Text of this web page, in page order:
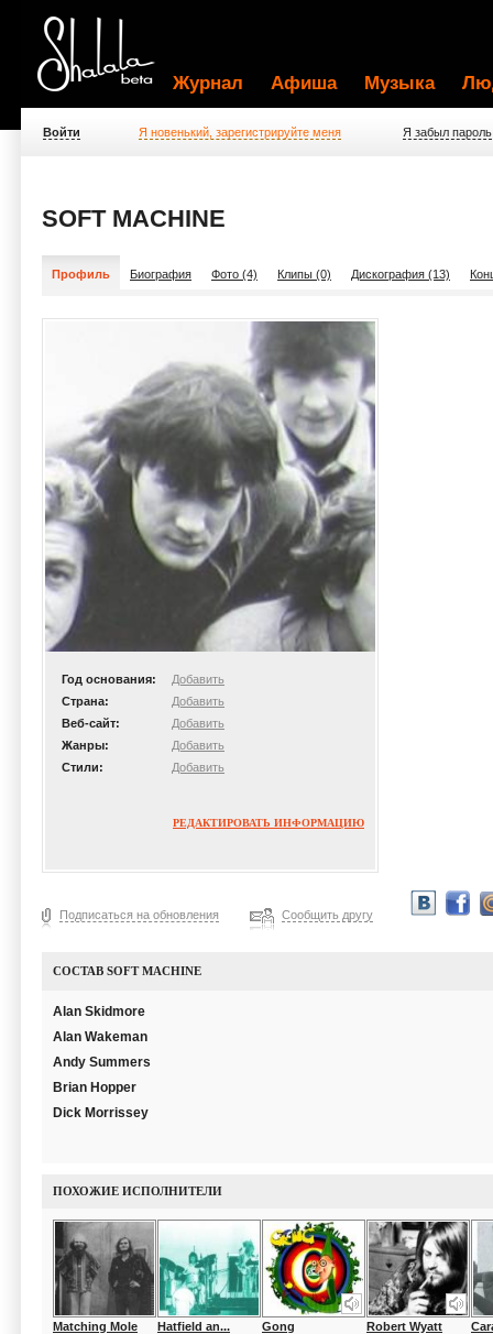
Журнал Афиша Музыка
Войти Я новенький, зарегистрируйте меня Я забыл пароль
SOFT MACHINE
Профиль Биография Фото (4) Клипы (0) Дискография (13)
Год основания:
Добавить
Страна:
Добавить
Веб-сайт:
Добавить
Жанры:
Добавить
Стили:
Добавить
РЕДАКТИРОВАТЬ ИНФОРМАЦИЮ
Подписаться на обновления Сообщить другу
СОСТАВ SOFT MACHINE
Alan Skidmore
Alan Wakeman
Andy Summers
Brian Hopper
Dick Morrissey
ПОХОЖИЕ ИСПОЛНИТЕЛИ
Matching Mole Hatfield an... Gong Robert Wyatt